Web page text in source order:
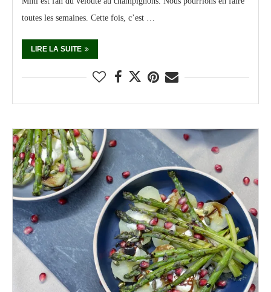
toutes les semaines. Cette fois, c’est …
LIRE LA SUITE